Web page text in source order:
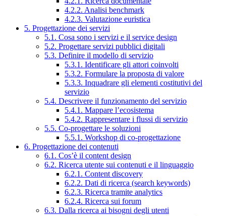
4.2.2. Analisi benchmark
4.2.3. Valutazione euristica
5. Progettazione dei servizi
5.1. Cosa sono i servizi e il service design
5.2. Progettare servizi pubblici digitali
5.3. Definire il modello di servizio
5.3.1. Identificare gli attori coinvolti
5.3.2. Formulare la proposta di valore
5.3.3. Inquadrare gli elementi costitutivi del
servizio
5.4. Descrivere il funzionamento del servizio
5.4.1. Mappare l’ecosistema
5.4.2. Rappresentare i flussi di servizio
5.5. Co-progettare le soluzioni
5.5.1. Workshop di co-progettazione
6. Progettazione dei contenuti
6.1. Cos’è il content design
6.2. Ricerca utente sui contenuti e il linguaggio
6.2.1. Content discovery
6.2.2. Dati di ricerca (search keywords)
6.2.3. Ricerca tramite analytics
6.2.4. Ricerca sui forum
6.3. Dalla ricerca ai bisogni degli utenti